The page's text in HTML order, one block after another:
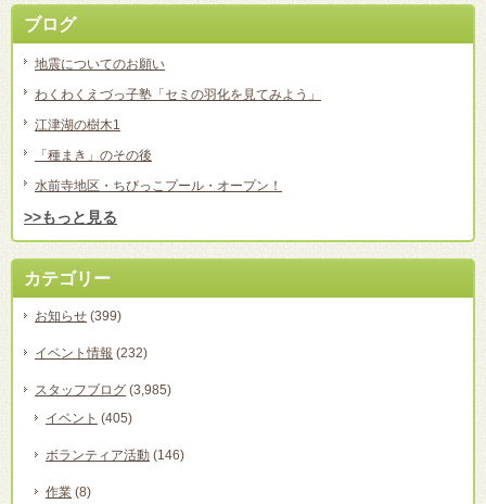
ブログ
地震についてのお願い
わくわくえづっ子塾「セミの羽化を見てみよう」
江津湖の樹木1
「種まき」のその後
水前寺地区・ちびっこプール・オープン！
>>もっと見る
カテゴリー
お知らせ (399)
イベント情報 (232)
スタッフブログ (3,985)
イベント (405)
ボランティア活動 (146)
作業 (8)